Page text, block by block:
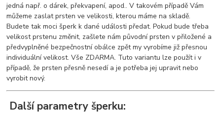
jedná např. o dárek, překvapení, apod.. V takovém případě Vám
můžeme zaslat prsten ve velikosti, kterou máme na skladě.
Budete tak moci šperk k dané události předat. Pokud bude třeba
velikost prstenu změnit, zašlete nám původní prsten v přiložené a
předvyplněné bezpečnostní obálce zpět my vyrobíme již přesnou
individuální velikost. Vše ZDARMA. Tuto variantu lze použít i v
případě, že prsten přesně nesedí a je potřeba jej upravit nebo
vyrobit nový.
Další parametry šperku: